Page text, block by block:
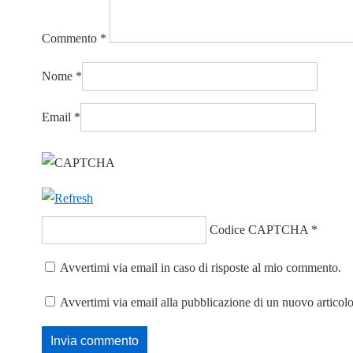
Commento *
Nome *
Email *
Codice CAPTCHA *
Avvertimi via email in caso di risposte al mio commento.
Avvertimi via email alla pubblicazione di un nuovo